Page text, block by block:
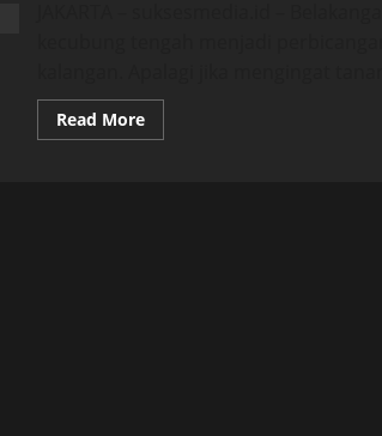
Read MoreRead
more